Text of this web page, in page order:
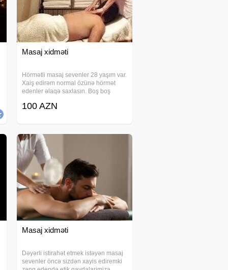
Masaj xidməti
Hörmətli masaj sevenler 28 yaşım var.
Xaiş edirəm normal özünə hörmət
edenler əlaqə saxlasın. Boş boş
100manatdı. Ətraflı məlumat almaq
100 AZN
Masaj xidməti
Dəyərli istirahət etmek istəyən masaj
sevenler öncə sizdən xayis ediremki